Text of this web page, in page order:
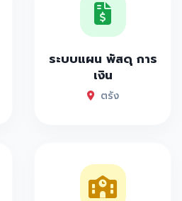
ระบบแผน พัสดุ การ
เงิน
ตรัง